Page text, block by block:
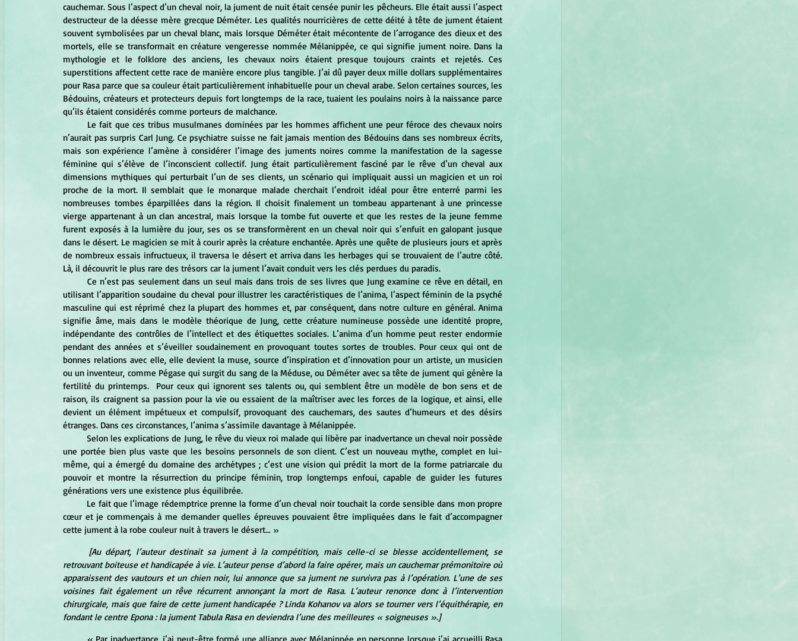
cauchemar. Sous l’aspect d’un cheval noir, la jument de nuit était censée punir les pêcheurs. Elle était aussi l’aspect
destructeur de la déesse mère grecque Déméter. Les qualités nourricières de cette déité à tête de jument étaient
souvent symbolisées par un cheval blanc, mais lorsque Déméter était mécontente de l’arrogance des dieux et des
mortels, elle se transformait en créature vengeresse nommée Mélanippée, ce qui signifie jument noire. Dans la
mythologie et le folklore des anciens, les chevaux noirs étaient presque toujours craints et rejetés. Ces
superstitions affectent cette race de manière encore plus tangible. J’ai dû payer deux mille dollars supplémentaires
pour Rasa parce que sa couleur était particulièrement inhabituelle pour un cheval arabe. Selon certaines sources, les
Bédouins, créateurs et protecteurs depuis fort longtemps de la race, tuaient les poulains noirs à la naissance parce
qu’ils étaient considérés comme porteurs de malchance.
n’aurait pas surpris Carl Jung. Ce psychiatre suisse ne fait jamais mention des Bédouins dans ses nombreux écrits,
mais son expérience l’amène à considérer l’image des juments noires comme la manifestation de la sagesse
féminine qui s’élève de l’inconscient collectif. Jung était particulièrement fasciné par le rêve d’un cheval aux
dimensions mythiques qui perturbait l’un de ses clients, un scénario qui impliquait aussi un magicien et un roi
proche de la mort. Il semblait que le monarque malade cherchait l’endroit idéal pour être enterré parmi les
nombreuses tombes éparpillées dans la région. Il choisit finalement un tombeau appartenant à une princesse
vierge appartenant à un clan ancestral, mais lorsque la tombe fut ouverte et que les restes de la jeune femme
furent exposés à la lumière du jour, ses os se transformèrent en un cheval noir qui s’enfuit en galopant jusque
dans le désert. Le magicien se mit à courir après la créature enchantée. Après une quête de plusieurs jours et après
de nombreux essais infructueux, il traversa le désert et arriva dans les herbages qui se trouvaient de l’autre côté.
Là, il découvrit le plus rare des trésors car la jument l’avait conduit vers les clés perdues du paradis.
	Ce n’est pas seulement dans un seul mais dans trois de ses livres que Jung examine ce rêve en détail, en
utilisant l’apparition soudaine du cheval pour illustrer les caractéristiques de l’anima, l’aspect féminin de la psyché
masculine qui est réprimé chez la plupart des hommes et, par conséquent, dans notre culture en général. Anima
signifie âme, mais dans le modèle théorique de Jung, cette créature numineuse possède une identité propre,
indépendante des contrôles de l’intellect et des étiquettes sociales. L’anima d’un homme peut rester endormie
pendant des années et s’éveiller soudainement en provoquant toutes sortes de troubles. Pour ceux qui ont de
bonnes relations avec elle, elle devient la muse, source d’inspiration et d’innovation pour un artiste, un musicien
ou un inventeur, comme Pégase qui surgit du sang de la Méduse, ou Déméter avec sa tête de jument qui génère la
fertilité du printemps.  Pour ceux qui ignorent ses talents ou, qui semblent être un modèle de bon sens et de
raison, ils craignent sa passion pour la vie ou essaient de la maîtriser avec les forces de la logique, et ainsi, elle
devient un élément impétueux et compulsif, provoquant des cauchemars, des sautes d’humeurs et des désirs
étranges. Dans ces circonstances, l’anima s’assimile davantage à Mélanippée.
	Selon les explications de Jung, le rêve du vieux roi malade qui libère par inadvertance un cheval noir possède
une portée bien plus vaste que les besoins personnels de son client. C’est un nouveau mythe, complet en lui-
même, qui a émergé du domaine des archétypes ; c’est une vision qui prédit la mort de la forme patriarcale du
pouvoir et montre la résurrection du principe féminin, trop longtemps enfoui, capable de guider les futures
générations vers une existence plus équilibrée.
cœur et je commençais à me demander quelles épreuves pouvaient être impliquées dans le fait d’accompagner
cette jument à la robe couleur nuit à travers le désert… »
[Au départ, l’auteur destinait sa jument à la compétition, mais celle-ci se blesse accidentellement, se
retrouvant boiteuse et handicapée à vie. L’auteur pense d’abord la faire opérer, mais un cauchemar prémonitoire où
apparaissent des vautours et un chien noir, lui annonce que sa jument ne survivra pas à l’opération. L’une de ses
voisines fait également un rêve récurrent annonçant la mort de Rasa. L’auteur renonce donc à l’intervention
chirurgicale, mais que faire de cette jument handicapée ? Linda Kohanov va alors se tourner vers l’équithérapie, en
fondant le centre Epona : la jument Tabula Rasa en deviendra l’une des meilleures « soigneuses ».]